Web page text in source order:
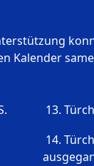
Kalender
13.
14.